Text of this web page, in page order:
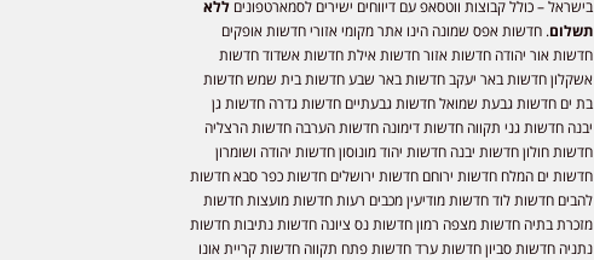
בישראל – כולל קבוצות ווטסאפ עם דיווחים ישירים לסמארטפוניםללא
תשלום. חדשות אפס שמונה הינו אתר מקומי אזורי חדשות אופקים
חדשות אור יהודה חדשות אזור חדשות אילת חדשות אשדוד חדשות
אשקלון חדשות באר יעקב חדשות באר שבע חדשות בית שמש חדשות
בת ים חדשות גבעת שמואל חדשות גבעתיים חדשות גדרה חדשות גן
יבנה חדשות גני תקווה חדשות דימונה חדשות הערבה חדשות הרצליה
חדשות חולון חדשות יבנה חדשות יהוד מונוסון חדשות יהודה ושומרון
חדשות ים המלח חדשות ירוחם חדשות ירושלים חדשות כפר סבא חדשות
להבים חדשות לוד חדשות מודיעין מכבים רעות חדשות מועצות חדשות
מזכרת בתיה חדשות מצפה רמון חדשות נס ציונה חדשות נתיבות חדשות
נתניה חדשות סביון חדשות ערד חדשות פתח תקווה חדשות קריית אונו